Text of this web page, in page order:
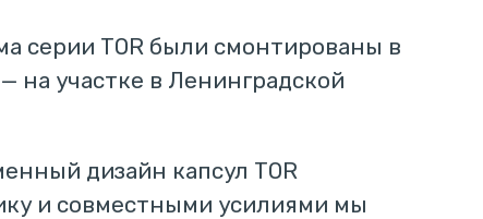
серии TOR были смонтированы в
на участке в Ленинградской
дизайн капсул TOR
и совместными усилиями мы